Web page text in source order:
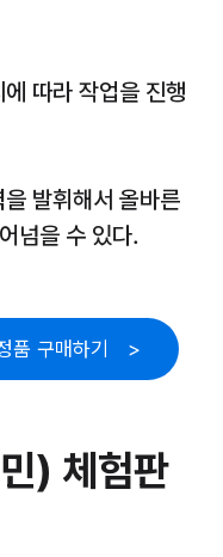
따라 작업을 진행
발휘해서 올바른
넘을 수 있다.
품 구매하기
) 체험판